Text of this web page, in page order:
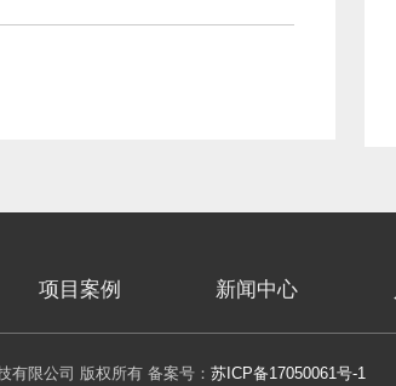
项目案例 新闻中心
有限公司 版权所有 备案号： 苏ICP备17050061号-1